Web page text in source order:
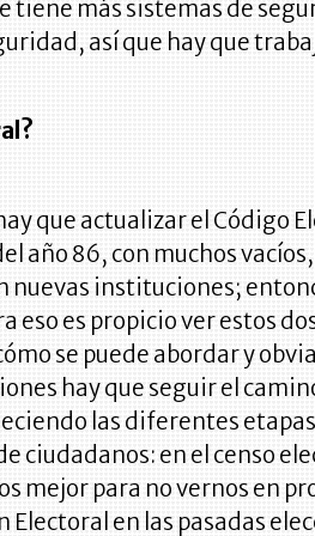
tiene más sistemas de
así que hay que
que actualizar el Código
año 86, con muchos
nuevas instituciones;
eso es propicio ver estos
se puede abordar y
hay que seguir el
las diferentes
ciudadanos: en el censo
mejor para no vernos en
Electoral en las pasadas